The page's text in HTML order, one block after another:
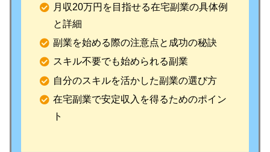
月収20万円を目指せる在宅副業の具体例
と詳細
副業を始める際の注意点と成功の秘訣
スキル不要でも始められる副業
自分のスキルを活かした副業の選び方
在宅副業で安定収入を得るためのポイン
ト